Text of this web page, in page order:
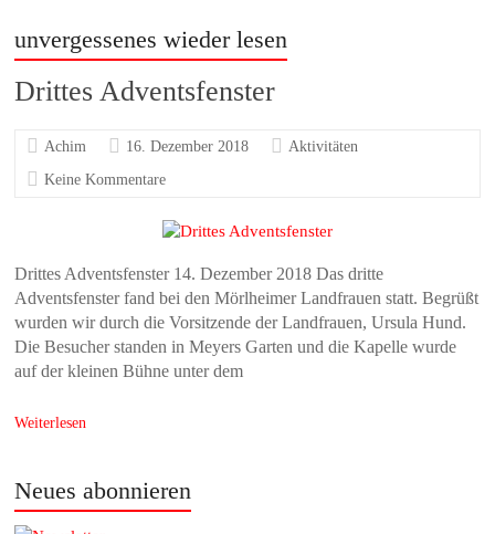
unvergessenes wieder lesen
Drittes Adventsfenster
Achim 16. Dezember 2018
Aktivitäten
Keine Kommentare
Drittes Adventsfenster 14. Dezember 2018 Das dritte
Adventsfenster fand bei den Mörlheimer Landfrauen statt. Begrüßt
wurden wir durch die Vorsitzende der Landfrauen, Ursula Hund.
Die Besucher standen in Meyers Garten und die Kapelle wurde
auf der kleinen Bühne unter dem
Weiterlesen
Neues abonnieren